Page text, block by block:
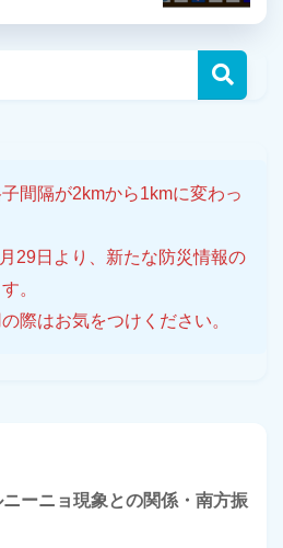
間隔が2kmから1kmに変わっ
29日より、新たな防災情報の
。
際はお気をつけください。
ーニョ現象との関係・南方振